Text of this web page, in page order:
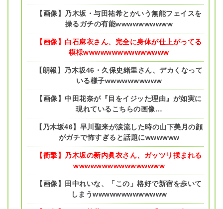
【画像】乃木坂・与田祐希とかいう無能フェイスを
操るガチの有能wwwwwwwwww
【画像】白石麻衣さん、完全に身体が仕上がってる
模様wwwwwwwwwwwwwww
【朗報】乃木坂46・久保史緒里さん、デカくなって
いる様子wwwwwwwwww
【画像】中田花奈が『目をイジッた理由』が如実に
現れているこちらの画像…
【乃木坂46】早川聖来が涙流した時の山下美月の顔
がガチで怖すぎると話題にwwwwww
【衝撃】乃木坂の新内眞衣さん、ガッツリ揉まれる
wwwwwwwwwwwwwwww
【画像】田中れいな、「この」格好で新宿を歩いて
しまうwwwwwwwwwwwww